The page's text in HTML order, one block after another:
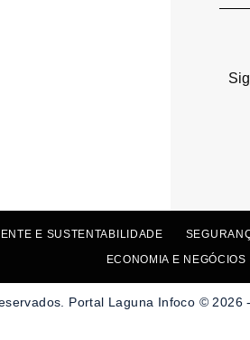
E SUSTENTABILIDADE
ECONOMIA E NEGÓCIOS
Portal Laguna Infoco © 2026